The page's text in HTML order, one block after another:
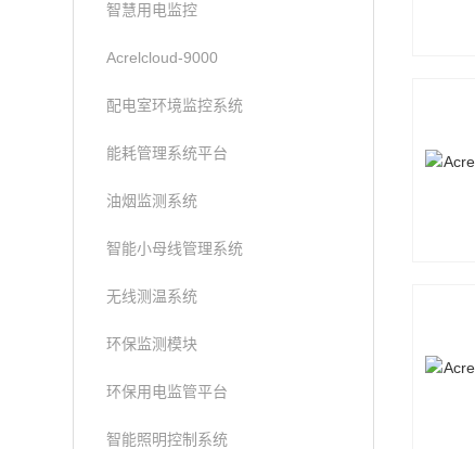
智慧用电监控
Acrelcloud-9000
配电室环境监控系统
能耗管理系统平台
油烟监测系统
智能小母线管理系统
无线测温系统
环保监测模块
环保用电监管平台
智能照明控制系统